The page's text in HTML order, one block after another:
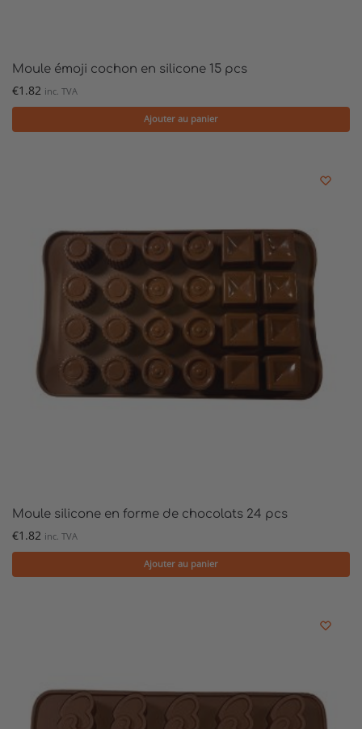
Moule émoji cochon en silicone 15 pcs
€1.82 inc. TVA
Ajouter au panier
Moule silicone en forme de chocolats 24 pcs
€1.82 inc. TVA
Ajouter au panier